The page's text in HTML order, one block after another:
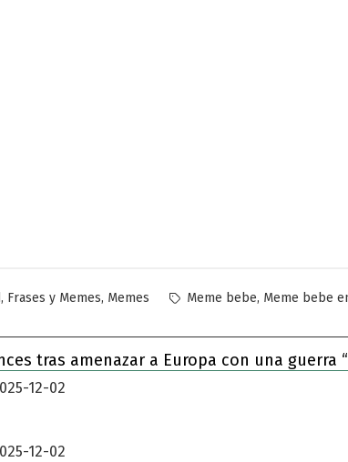
, Frases y Memes, Memes Etiquetas:
Meme bebe, Meme bebe
tras amenazar a Europa con una guerra
12-02
12-02